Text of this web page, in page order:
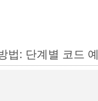
법: 단계별 코드 예